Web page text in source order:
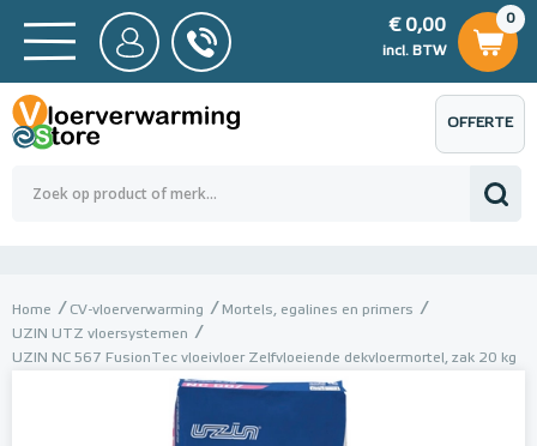
BTW
0,00
0
€ 0,00
incl. BTW
€ 0,00
OFFERTE
AANVRAGEN
Home CV-vloerverwarming
Mortels, egalines en primers
UZIN UTZ vloersystemen
UZIN NC 567 FusionTec vloeivloer Zelfvloeiende dekvloermortel, zak 20 kg